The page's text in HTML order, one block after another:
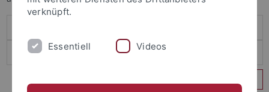
verknüpft.
Essentiell Videos